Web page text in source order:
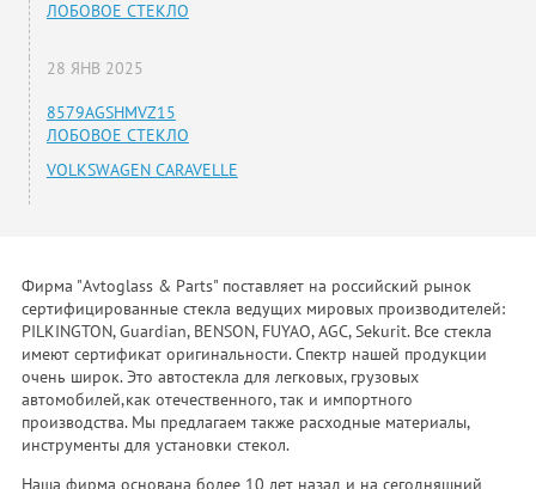
ЛОБОВОЕ СТЕКЛО
28 ЯНВ 2025
8579AGSHMVZ15
ЛОБОВОЕ СТЕКЛО
VOLKSWAGEN CARAVELLE
Фирма "Avtoglass & Parts" поставляет на российский рынок
сертифицированные стекла ведущих мировых производителей:
PILKINGTON, Guardian, BENSON, FUYAO, AGC, Sekurit. Все стекла
имеют сертификат оригинальности. Спектр нашей продукции
очень широк. Это автостекла для легковых, грузовых
автомобилей,как отечественного, так и импортного
производства. Мы предлагаем также расходные материалы,
инструменты для установки стекол.
Наша фирма основана более 10 лет назад и на сегодняшний